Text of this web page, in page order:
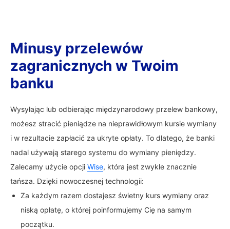
Minusy przelewów
zagranicznych w Twoim
banku
Wysyłając lub odbierając międzynarodowy przelew bankowy,
możesz stracić pieniądze na nieprawidłowym kursie wymiany
i w rezultacie zapłacić za ukryte opłaty. To dlatego, że banki
nadal używają starego systemu do wymiany pieniędzy.
Zalecamy użycie opcji Wise, która jest zwykle znacznie
tańsza. Dzięki nowoczesnej technologii:
Za każdym razem dostajesz świetny kurs wymiany oraz
niską opłatę, o której poinformujemy Cię na samym
początku.